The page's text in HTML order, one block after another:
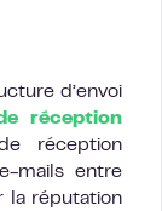
d’envoi
réception
réception
mails entre
la réputation